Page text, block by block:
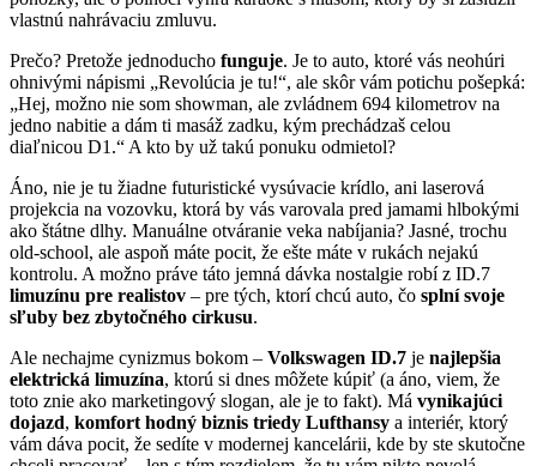
vlastnú nahrávaciu zmluvu.
Prečo? Pretože jednoducho funguje. Je to auto, ktoré vás neohúri
ohnivými nápismi „Revolúcia je tu!“, ale skôr vám potichu pošepká:
„Hej, možno nie som showman, ale zvládnem 694 kilometrov na
jedno nabitie a dám ti masáž zadku, kým prechádzaš celou
diaľnicou D1.“ A kto by už takú ponuku odmietol?
Áno, nie je tu žiadne futuristické vysúvacie krídlo, ani laserová
projekcia na vozovku, ktorá by vás varovala pred jamami hlbokými
ako štátne dlhy. Manuálne otváranie veka nabíjania? Jasné, trochu
old-school, ale aspoň máte pocit, že ešte máte v rukách nejakú
kontrolu. A možno práve táto jemná dávka nostalgie robí z ID.7
limuzínu pre realistov – pre tých, ktorí chcú auto, čo splní svoje
sľuby bez zbytočného cirkusu.
Ale nechajme cynizmus bokom – Volkswagen ID.7 je najlepšia
elektrická limuzína, ktorú si dnes môžete kúpiť (a áno, viem, že
toto znie ako marketingový slogan, ale je to fakt). Má vynikajúci
dojazd, komfort hodný biznis triedy Lufthansy a interiér, ktorý
vám dáva pocit, že sedíte v modernej kancelárii, kde by ste skutočne